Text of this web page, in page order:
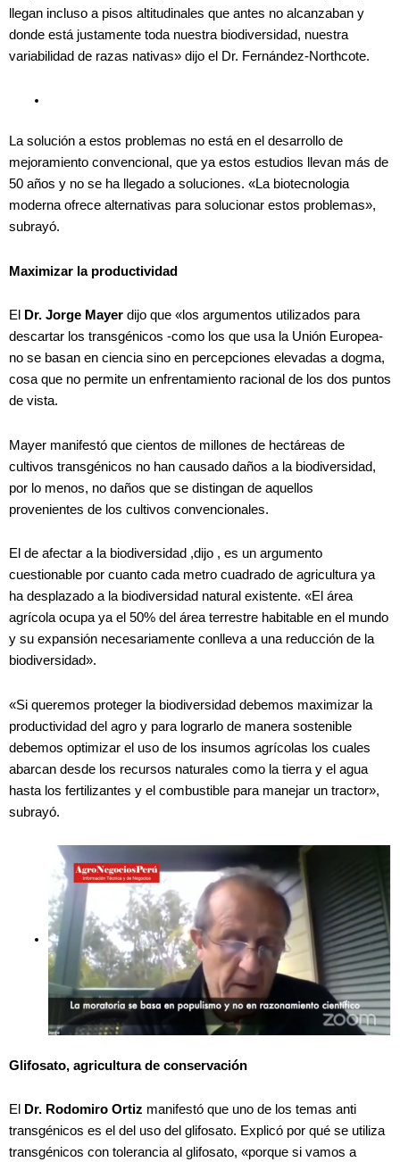
llegan incluso a pisos altitudinales que antes no alcanzaban y
donde está justamente toda nuestra biodiversidad, nuestra
variabilidad de razas nativas» dijo el Dr. Fernández-Northcote.
La solución a estos problemas no está en el desarrollo de
mejoramiento convencional, que ya estos estudios llevan más de
50 años y no se ha llegado a soluciones. «La biotecnologia
moderna ofrece alternativas para solucionar estos problemas»,
subrayó.
Maximizar la productividad
El Dr. Jorge Mayer dijo que «los argumentos utilizados para
descartar los transgénicos -como los que usa la Unión Europea-
no se basan en ciencia sino en percepciones elevadas a dogma,
cosa que no permite un enfrentamiento racional de los dos puntos
de vista.
Mayer manifestó que cientos de millones de hectáreas de
cultivos transgénicos no han causado daños a la biodiversidad,
por lo menos, no daños que se distingan de aquellos
provenientes de los cultivos convencionales.
El de afectar a la biodiversidad ,dijo , es un argumento
cuestionable por cuanto cada metro cuadrado de agricultura ya
ha desplazado a la biodiversidad natural existente. «El área
agrícola ocupa ya el 50% del área terrestre habitable en el mundo
y su expansión necesariamente conlleva a una reducción de la
biodiversidad».
«Si queremos proteger la biodiversidad debemos maximizar la
productividad del agro y para lograrlo de manera sostenible
debemos optimizar el uso de los insumos agrícolas los cuales
abarcan desde los recursos naturales como la tierra y el agua
hasta los fertilizantes y el combustible para manejar un tractor»,
subrayó.
Glifosato, agricultura de conservación
El Dr. Rodomiro Ortiz manifestó que uno de los temas anti
transgénicos es el del uso del glifosato. Explicó por qué se utiliza
transgénicos con tolerancia al glifosato, «porque si vamos a